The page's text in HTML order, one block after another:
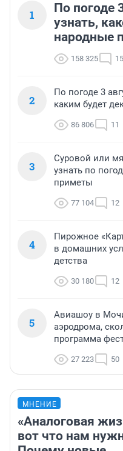
1
По погоде
узнать,
народные
158 325 15
2
По погоде 3
каким будет
86 806 11
3
Суровой или
узнать по
приметы
77 104 12
4
Пирожное
в домашних
детства
30 180 12
5
Авиашоу в
аэродрома,
программа
27 223 50
МНЕНИЕ
«Аналоговая
вот что нам